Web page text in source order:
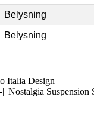
Belysning
Belysning
Italia Design
Nostalgia